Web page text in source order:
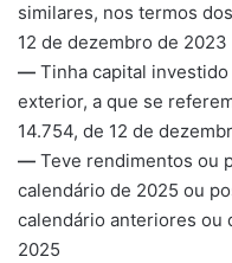
similares, nos termos
12 de dezembro de 2023
— Tinha capital
exterior, a que se
14.754, de 12 de
— Teve rendimentos ou
calendário de 2025 ou
calendário anteriores ou
2025